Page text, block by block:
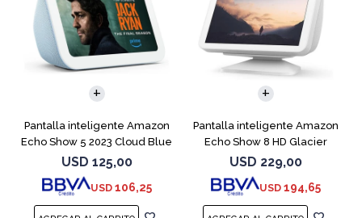
Pantalla inteligente Amazon
Echo Show 5 2023 Cloud Blue
USD 125,00
USD 106,25
Pantalla inteligente Amazon
Echo Show 8 HD Glacier
White
USD 229,00
USD 194,65